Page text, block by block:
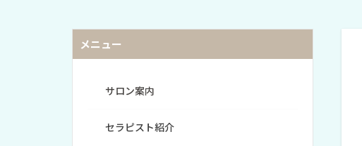
メニュー
サロン案内
セラピスト紹介